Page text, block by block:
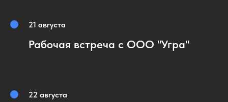
21 августа
Рабочая встреча с ООО "Угра"
22 августа